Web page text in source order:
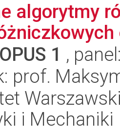
algorytmy
OPUS 1 ,
prof.
i Mechaniki